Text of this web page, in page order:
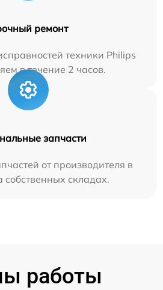
ремонт
техники Philips
в течение 2 часов.
запчасти
от производителя в
собственных складах.
работы